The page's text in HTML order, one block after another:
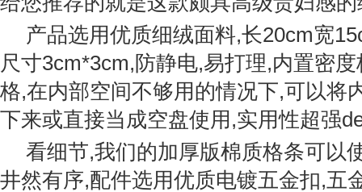
产品选用优质细绒面料,长20cm宽
尺寸3cm*3cm,防静电,易打理,内置密
格,在内部空间不够用的情况下,可以将
下来或直接当成空盘使用,实用性超强
看细节,我们的加厚版棉质格条可以
井然有序,配件选用优质电镀五金扣,五